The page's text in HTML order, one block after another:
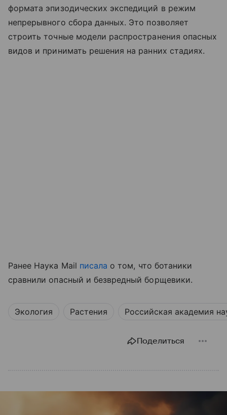
формата эпизодических экспедиций в режим
непрерывного сбора данных. Это позволяет
строить точные модели распространения опасных
видов и принимать решения на ранних стадиях.
Ранее Наука Mail писала о том, что ботаники
сравнили опасный и безвредный борщевики.
Экология Растения Российская академия
Поделиться